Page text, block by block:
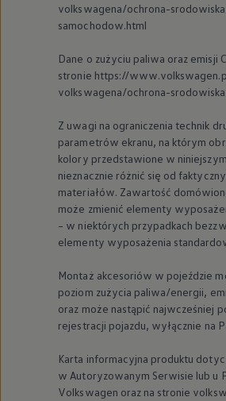
volkswagena/ochrona-
samochodow.html
Dane o zużyciu paliwa oraz emisji
stronie https://
volkswagena/ochrona-
Z uwagi na ograniczenia technik
parametrów ekranu, na którym
kolory przedstawione w
nieznacznie różnić się od
materiałów. Zawartość
może zmienić elementy
– w niektórych przypadkach
elementy wyposażenia
Montaż akcesoriów w pojeździe
poziom zużycia paliwa/energii,
oraz może nastąpić najwcześniej
rejestracji pojazdu, wyłącznie na
Karta informacyjna produktu
w Autoryzowanym Serwisie lub u
Volkswagen oraz na stronie